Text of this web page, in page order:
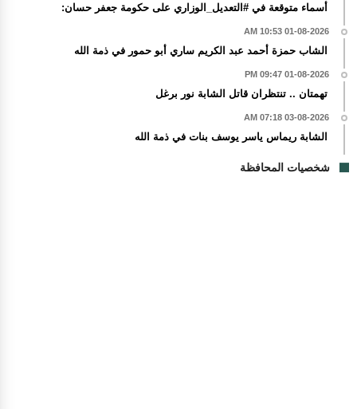
أسماء متوقعة في #التعديل_الوزاري على حكومة جعفر حسان:
01-08-2026 10:53 AM
الشاب حمزة أحمد عبد الكريم ساري أبو حمور في ذمة الله
01-08-2026 09:47 PM
تهمتان .. تنتظران قاتل الشابة نور برغل
03-08-2026 07:18 AM
الشابة ريماس ياسر يوسف بنات في ذمة الله
شخصيات المحافظة